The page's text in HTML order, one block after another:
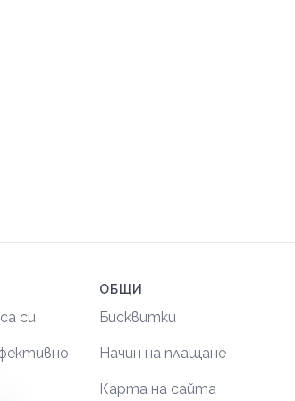
си
ОБЩИ
Бисквитки
Начин на плащане
Карта на сайта